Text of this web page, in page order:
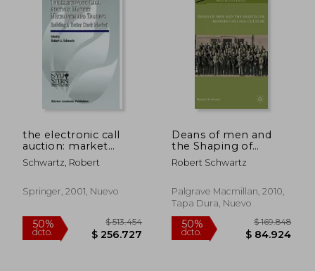
the electronic call
auction: market
mechanism and
trading: building a
(en Inglés)
Schwartz, Robert
Springer, 2001, Nuevo
Deans of men and
the Shaping of
Modern College
Culture (Higher
Society) (en Inglés)
Robert Schwartz
Palgrave Macmillan, 2010,
Tapa Dura, Nuevo